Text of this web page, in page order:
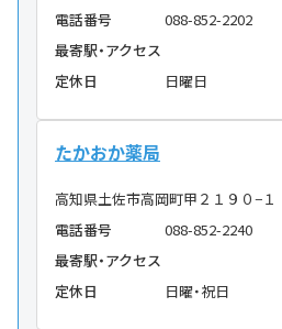
電話番号
088-852-2202
最寄駅・アクセス
定休日
日曜日
たかおか薬局
高知県土佐市高岡町甲２１９０−１
電話番号
088-852-2240
最寄駅・アクセス
定休日
日曜・祝日